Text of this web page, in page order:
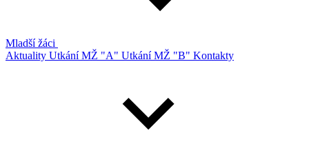
Mladší žáci
Aktuality Utkání MŽ "A" Utkání MŽ "B" Kontakty